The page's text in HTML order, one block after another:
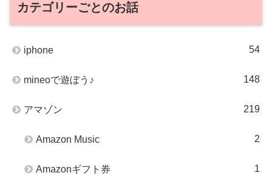
カテゴリーごとのお話
iphone 54
mineoで遊ぼう♪ 148
アマゾン 219
Amazon Music 2
Amazonギフト券 1